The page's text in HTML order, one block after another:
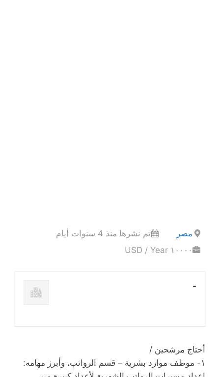
مصر
تم نشرها منذ 4 سنوات أيام
١٠٠٠٠ USD / Year
-
أحتاج مرشحين /
١- موظف موارد بشرية – قسم الرواتب، وأبرز مهامه: